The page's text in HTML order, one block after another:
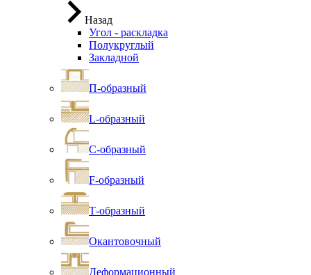
Назад
Угол - раскладка
Полукруглый
Закладной
П-образный
L-образный
С-образный
F-образный
Т-образный
Окантовочный
Деформационный